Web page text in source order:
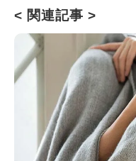
< 関連記事 >